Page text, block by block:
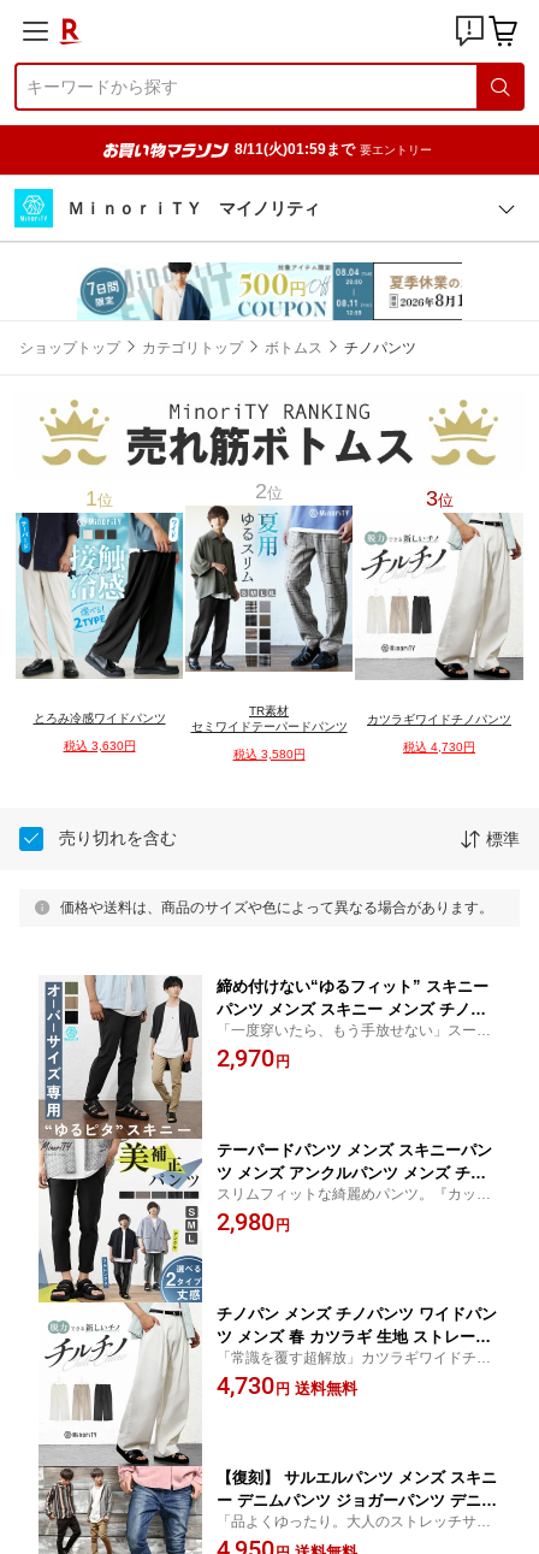
8/11(火)01:59まで 要エントリー
ＭｉｎｏｒｉＴＹ マイノリティ
ショップトップ カテゴリトップ ボトムス チノパンツ
1位
とろみ冷感ワイドパンツ
税込 3,630円
2位
TR素材
セミワイドテーパードパンツ
税込 3,580円
3位
カツラギワイドチノパンツ
税込 4,730円
売り切れを含む 標準
価格や送料は、商品のサイズや色によって異なる場合があります。
締め付けない“ゆるフィット” スキニー
パンツ メンズ スキニー メンズ チノパ
ン メンズ チノパンツ ストレッチ スリ
ム ロングパンツ ウエストゴム 無地 ブ
「一度穿いたら、もう手放せない」スーパ
ーストレッチツイルスキニーパンツ
2,970円
テーパードパンツ メンズ スキニーパン
ツ メンズ アンクルパンツ メンズ チノ
パン ストレッチ 黒スキニー スリムパン
ツ メンズ ストレッチパンツ 黒 無地 チ
スリムフィットな綺麗めパンツ。『カッチ
リ素材スマートスリムパンツ』
2,980円
チノパン メンズ チノパンツ ワイドパン
ツ メンズ 春 カツラギ 生地 ストレート
パンツ シェフパンツ メンズ オールシー
ズン ワークパンツ セミワイドパンツ 大
「常識を覆す超解放」カツラギワイドチノ
パンツ
4,730円 送料無料
【復刻】 サルエルパンツ メンズ スキニ
ー デニムパンツ ジョガーパンツ デニム
サルエル デニム ストレッチ 大きいサイ
ズ XL LL 韓国 ファッション 春服 春 夏
「品よくゆったり。大人のストレッチサル
エル」